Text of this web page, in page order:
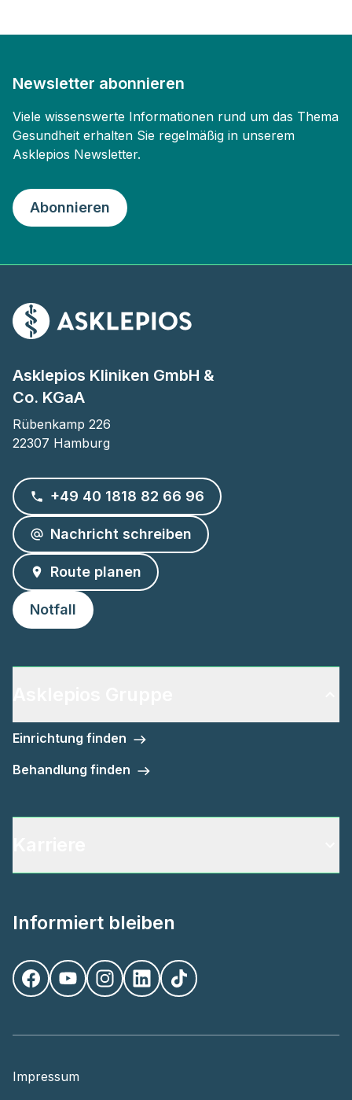
Newsletter abonnieren
Viele wissenswerte Informationen rund um das Thema
Gesundheit erhalten Sie regelmäßig in unserem
Asklepios Newsletter.
Abonnieren
Asklepios Kliniken GmbH &
Co. KGaA
Rübenkamp 226
22307 Hamburg
+49 40 1818 82 66 96
Nachricht schreiben
Route planen
Notfall
Einrichtung finden
Behandlung finden
Informiert bleiben
Impressum